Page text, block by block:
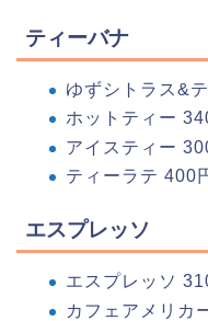
ティーバナ
ゆずシトラス&
ホットティー
アイスティー
ティーラテ 400
エスプレッソ
エスプレッソ
カフェアメリカ